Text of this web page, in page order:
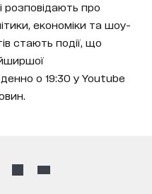
розповідають про
економіки та шоу-
стають події, що
о 19:30 у Youtube